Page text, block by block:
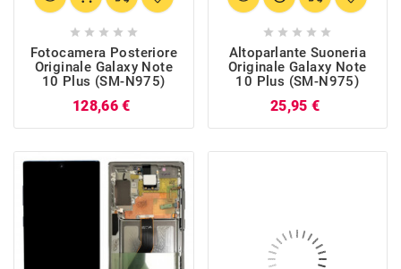
    
Fotocamera Posteriore
Originale Galaxy Note
10 Plus (SM-N975)
128,66 €
    
Altoparlante Suoneria
Originale Galaxy Note
10 Plus (SM-N975)
25,95 €